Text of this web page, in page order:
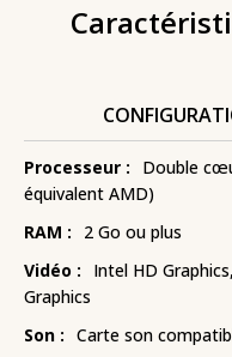
Processeur :
Double
équivalent AMD)
RAM :
2 Go ou plus
Vidéo :
Intel HD
Graphics
Son : Carte son